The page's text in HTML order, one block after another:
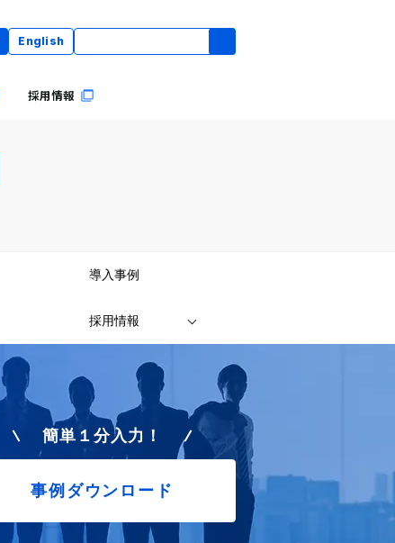
English
採用情報
導入事例
採用情報
簡単１分入力！
事例ダウンロード